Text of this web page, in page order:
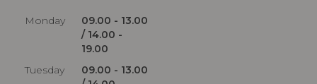
Monday
09.00 - 13.00
/ 14.00 -
19.00
Tuesday
09.00 - 13.00